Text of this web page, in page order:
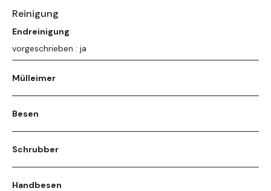
Reinigung
Endreinigung
vorgeschrieben : ja
Mülleimer
Besen
Schrubber
Handbesen